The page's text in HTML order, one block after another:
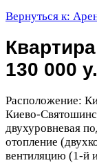
Вернуться к:
130 000
Расположение:
Киево-
двухуровневая
отопление
вентиляцию (1-й